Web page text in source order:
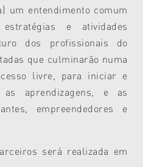
um entendimento comum
e atividades
dos profissionais do
que culminarão numa
livre, para iniciar e
aprendizagens, e as
empreendedores e
será realizada em